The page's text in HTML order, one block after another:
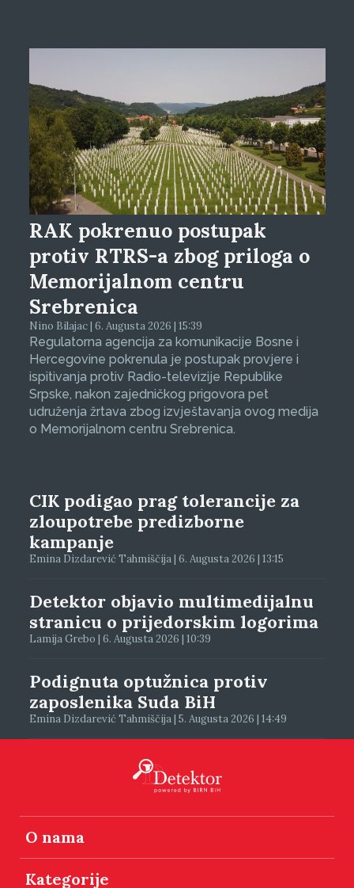
RAK pokrenuo postupak
protiv RTRS-a zbog priloga o
Memorijalnom centru
Srebrenica
Nino Bilajac | 6. Augusta 2026 | 15:39
Regulatorna agencija za komunikacije Bosne i
Hercegovine pokrenula je postupak provjere i
ispitivanja protiv Radio-televizije Republike
Srpske, nakon zajedničkog prigovora pet
udruženja žrtava zbog izvještavanja ovog medija
o Memorijalnom centru Srebrenica.
CIK podigao prag tolerancije za
zloupotrebe predizborne
kampanje
Emina Dizdarević Tahmiščija | 6. Augusta 2026 | 13:15
Detektor objavio multimedijalnu
stranicu o prijedorskim logorima
Lamija Grebo | 6. Augusta 2026 | 10:39
Podignuta optužnica protiv
zaposlenika Suda BiH
Emina Dizdarević Tahmiščija | 5. Augusta 2026 | 14:49
O nama
Kategorije